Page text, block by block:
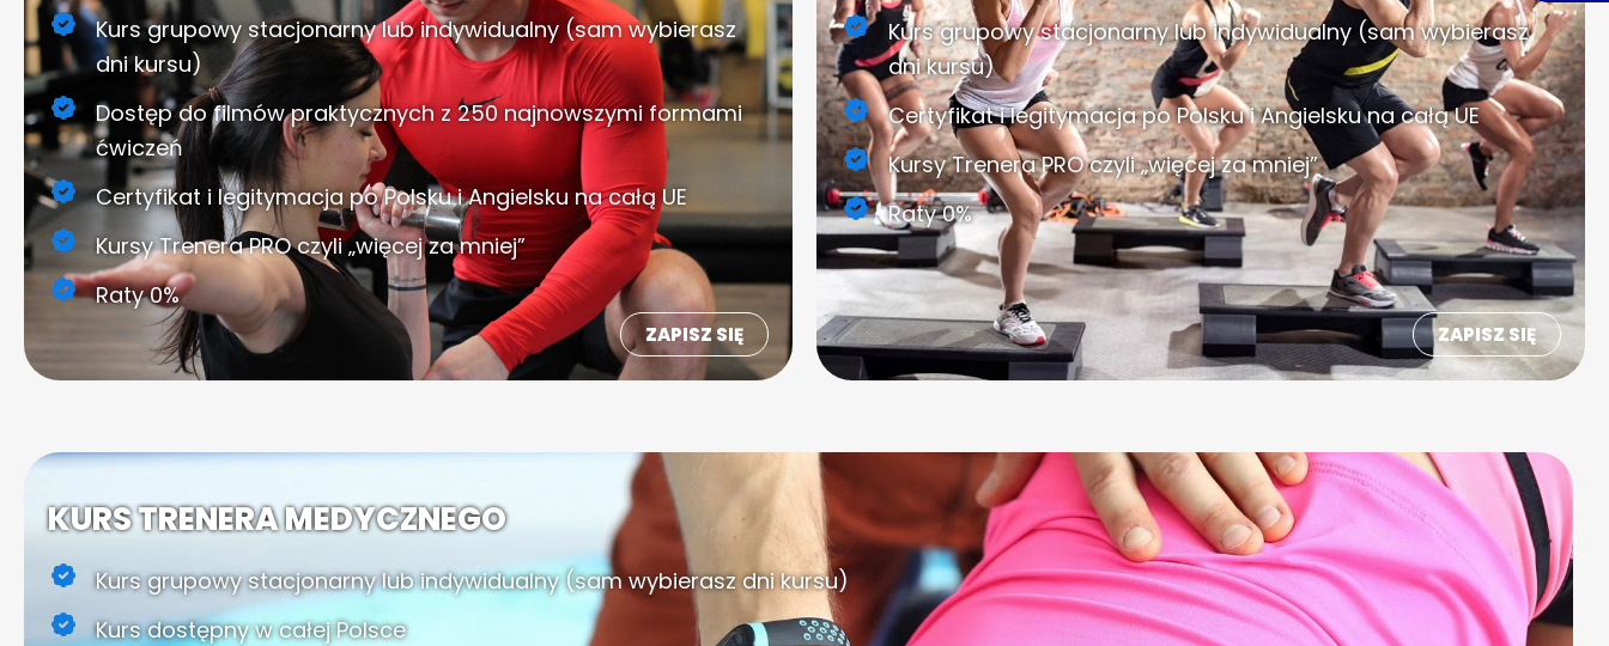
Kurs grupowy stacjonarny lub indywidualny (sam wybierasz
dni kursu)
Dostęp do filmów praktycznych z 250 najnowszymi formami
ćwiczeń
Certyfikat i legitymacja po Polsku i Angielsku na całą UE
Kursy Trenera PRO czyli „więcej za mniej”
Raty 0%
ZAPISZ SIĘ
Kurs grupowy stacjonarny lub indywidualny (sam wybierasz
dni kursu)
Certyfikat i legitymacja po Polsku i Angielsku na całą UE
Kursy Trenera PRO czyli „więcej za mniej”
Raty 0%
ZAPISZ SIĘ
KURS TRENERA MEDYCZNEGO
Kurs grupowy stacjonarny lub indywidualny (sam wybierasz dni kursu)
Kurs dostępny w całej Polsce